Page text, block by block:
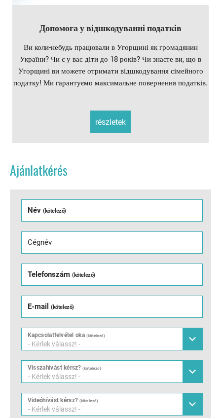
Допомога у відшкодуванні податків
Ви коли-небудь працювали в Угорщині як громадянин
України? Чи є у вас діти до 18 років? Чи знаєте ви, що в
Угорщині ви можете отримати відшкодування сімейного
податку! Ми гарантуємо максимальне повернення податків.
részletek
Ajánlatkérés
Név (kötelező)
Cégnév
Telefonszám (kötelező)
E-mail (kötelező)
Kapcsolatfelvétel oka(kötelező)
- Kérlek válassz! -
Visszahívást kérsz?(kötelező)
- Kérlek válassz! -
Videóhívást kérsz? (kötelező)
- Kérlek válassz! -